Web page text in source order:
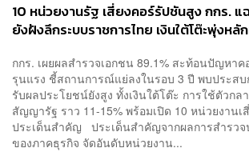
10 หน่วยงานรัฐ เสี่ยงคอร์รัปชันสูง กกร. แ
ยังฝังลึกระบบราชการไทย เงินใต้โต๊ะพุ่งหลั
กกร. เผยผลสำรวจเอกชน 89.1% สะท้อนปัญหา
รุนแรง ชี้สถานการณ์แย่ลงในรอบ 3 ปี พบประสบ
รับผลประโยชน์ยังสูง ทั้งเงินใต้โต๊ะ การใช้ตัวก
สัญญารัฐ ราว 11-15% พร้อมเปิด 10 หน่วยงาน
ประเด็นสำคัญ ประเด็นสำคัญจากผลการสำรว
ของภาคธุรกิจ จัดอันดับหน่วยงาน...